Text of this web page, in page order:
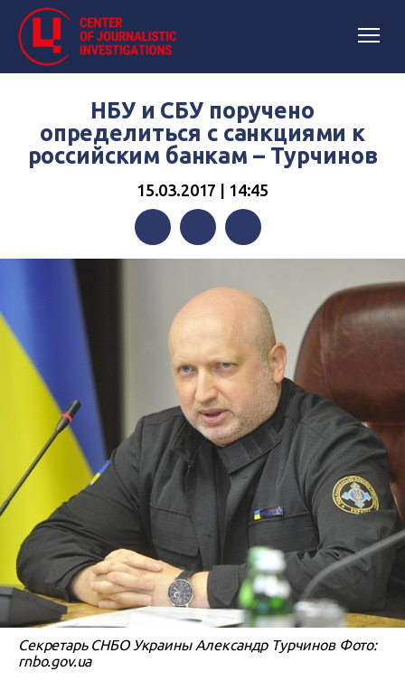
НБУ и СБУ поручено
определиться с санкциями к
российским банкам – Турчинов
15.03.2017 | 14:45
FacebookTwitterTelegram
Секретарь СНБО Украины Александр Турчинов Фото:
rnbo.gov.ua